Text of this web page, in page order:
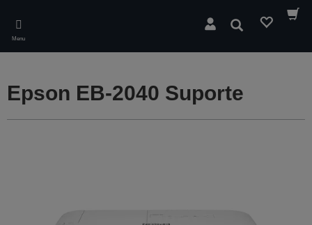
main
content
Menu
Pesquisar
Epson EB-2040 Suporte